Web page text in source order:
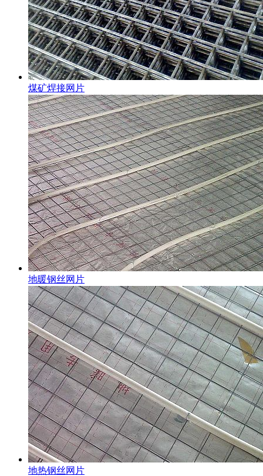
煤矿焊接网片
地暖钢丝网片
地热钢丝网片